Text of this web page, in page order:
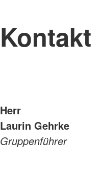
Kontakt
Herr
Laurin Gehrke
Gruppenführer